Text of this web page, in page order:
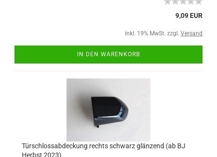
9,09 EUR
inkl. 19% MwSt. zzgl. Versand
IN DEN WARENKORB
Türschlossabdeckung rechts schwarz glänzend (ab BJ
Herbst 2023)